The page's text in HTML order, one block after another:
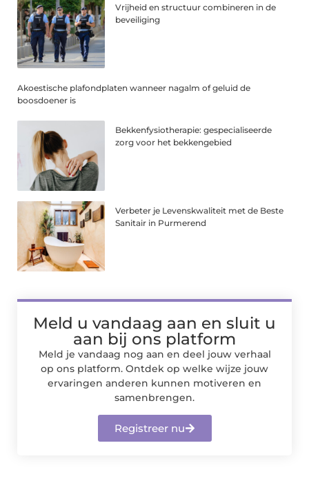
Vrijheid en structuur combineren in de
beveiliging
Akoestische plafondplaten wanneer nagalm of geluid de
boosdoener is
Bekkenfysiotherapie: gespecialiseerde
zorg voor het bekkengebied
Verbeter je Levenskwaliteit met de Beste
Sanitair in Purmerend
Meld u vandaag aan en sluit u
aan bij ons platform
Meld je vandaag nog aan en deel jouw verhaal
op ons platform. Ontdek op welke wijze jouw
ervaringen anderen kunnen motiveren en
samenbrengen.
Registreer nu